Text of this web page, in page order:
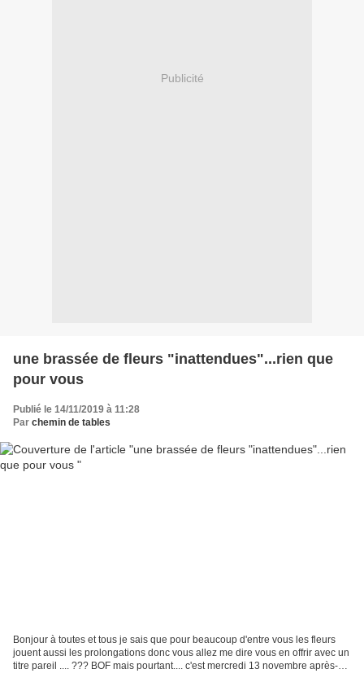
Publicité
une brassée de fleurs "inattendues"...rien que
pour vous
Publié le 14/11/2019 à 11:28
Par chemin de tables
Bonjour à toutes et tous je sais que pour beaucoup d'entre vous les fleurs
jouent aussi les prolongations donc vous allez me dire vous en offrir avec un
titre pareil .... ??? BOF mais pourtant.... c'est mercredi 13 novembre après-